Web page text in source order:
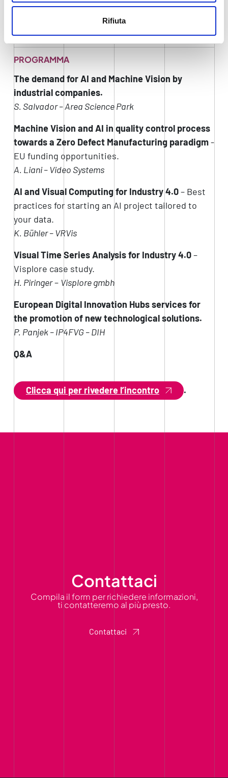
Rifiuta
investitori e unB2Btra aziende e centri di
collaborazioni di ricerca,
PROGRAMMA
The demand for AI and Machine Vision by
industrial companies.
S. Salvador – Area Science Park
Machine Vision and AI in quality control process
towards a Zero Defect Manufacturing paradigm-
EU funding opportunities.
A. Liani – Video Systems
AI and Visual Computing for Industry 4.0– Best
practices for starting an AI project tailored to
your data.
K. Bühler – VRVis
Visual Time Series Analysis for Industry 4.0–
Visplore case study.
H. Piringer– Visplore gmbh
European Digital Innovation Hubs services for
the promotion of new technological solutions.
P. Panjek – IP4FVG – DIH
Q&A
Clicca qui per rivedere l’incontro .
Contattaci
Compila il form per richiedere informazioni,
ti contatteremo al più presto.
Contattaci